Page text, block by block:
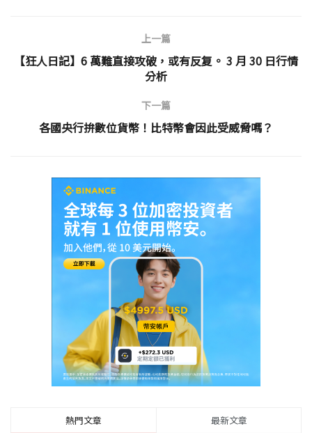
上一篇
【狂人日記】6 萬難直接攻破，或有反复。 3 月 30 日行情
分析
下一篇
各國央行拚數位貨幣！比特幣會因此受威脅嗎？
熱門文章 最新文章